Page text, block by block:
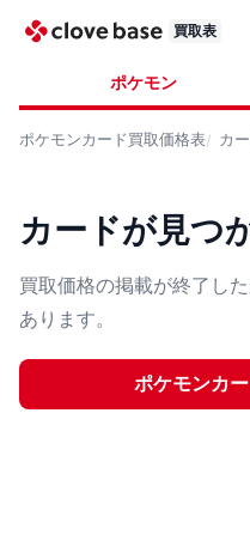
買取表
ポケモン
ポケモンカード買取価格表 カ
カードが見つ
買取価格の掲載が終了し
あります。
ポケモンカ